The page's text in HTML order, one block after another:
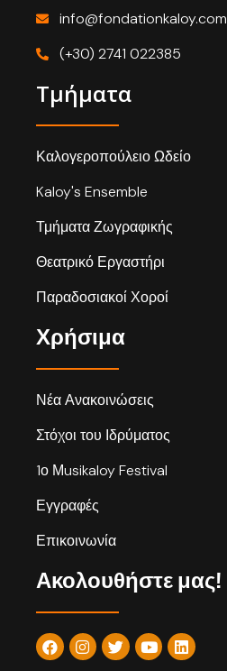
info@fondationkaloy.com
(+30) 2741 022385
Τμήματα
Καλογεροπούλειο Ωδείο
Kaloy's Ensemble
Τμήματα Ζωγραφικής
Θεατρικό Εργαστήρι
Παραδοσιακοί Χοροί
Χρήσιμα
Νέα Ανακοινώσεις
Στόχοι του Ιδρύματος
1ο Μusikaloy Festival
Εγγραφές
Επικοινωνία
Ακολουθήστε μας!